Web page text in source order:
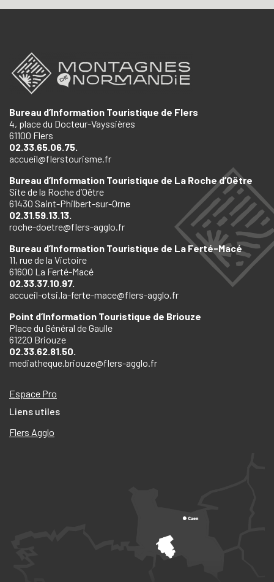
Bureau d’Information Touristique de Flers
4, place du Docteur-Vayssières
61100 Flers
02.33.65.06.75.
accueil@flerstourisme.fr
Bureau d’Information Touristique de La Roche d’Oëtre
Site de la Roche d’Oëtre
61430 Saint-Philbert-sur-Orne
02.31.59.13.13.
roche-doetre@flers-agglo.fr
Bureau d’Information Touristique de La Ferté-Macé
11, rue de la Victoire
61600 La Ferté-Macé
02.33.37.10.97.
accueil-otsi.la-ferte-mace@flers-agglo.fr
Point d’Information Touristique de Briouze
Place du Général de Gaulle
61220 Briouze
02.33.62.81.50.
mediatheque.briouze@flers-agglo.fr
Espace Pro
Liens utiles
Flers Agglo